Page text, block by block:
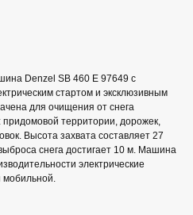
Denzel SB 460 E 97649 с
стартом и эксклюзивным
для очищения от снега
территории, дорожек,
Высота захвата составляет 27
снега достигает 10 м. Машина
электрические
мобильной.